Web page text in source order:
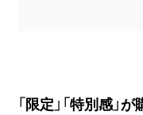
「限定」「特別感」